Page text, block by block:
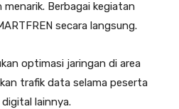
Berbagai kegiatan
secara langsung.
optimasi jaringan di area
trafik data selama peserta
lainnya.